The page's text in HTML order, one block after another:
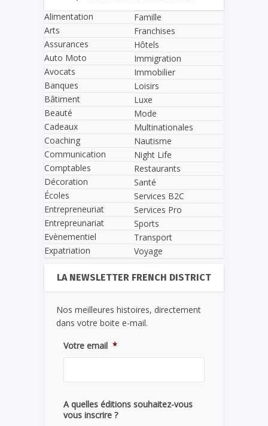
Alimentation
Arts
Assurances
Auto Moto
Avocats
Banques
Bâtiment
Beauté
Cadeaux
Coaching
Communication
Comptables
Décoration
Écoles
Entrepreneuriat
Entrepreunariat
Evènementiel
Expatriation
Famille
Franchises
Hôtels
Immigration
Immobilier
Loisirs
Luxe
Mode
Multinationales
Nautisme
Night Life
Restaurants
Santé
Services B2C
Services Pro
Sports
Transport
Voyage
LA NEWSLETTER FRENCH DISTRICT
Nos meilleures histoires, directement
dans votre boite e-mail.
Votre email *
A quelles éditions souhaitez-vous
vous inscrire ?